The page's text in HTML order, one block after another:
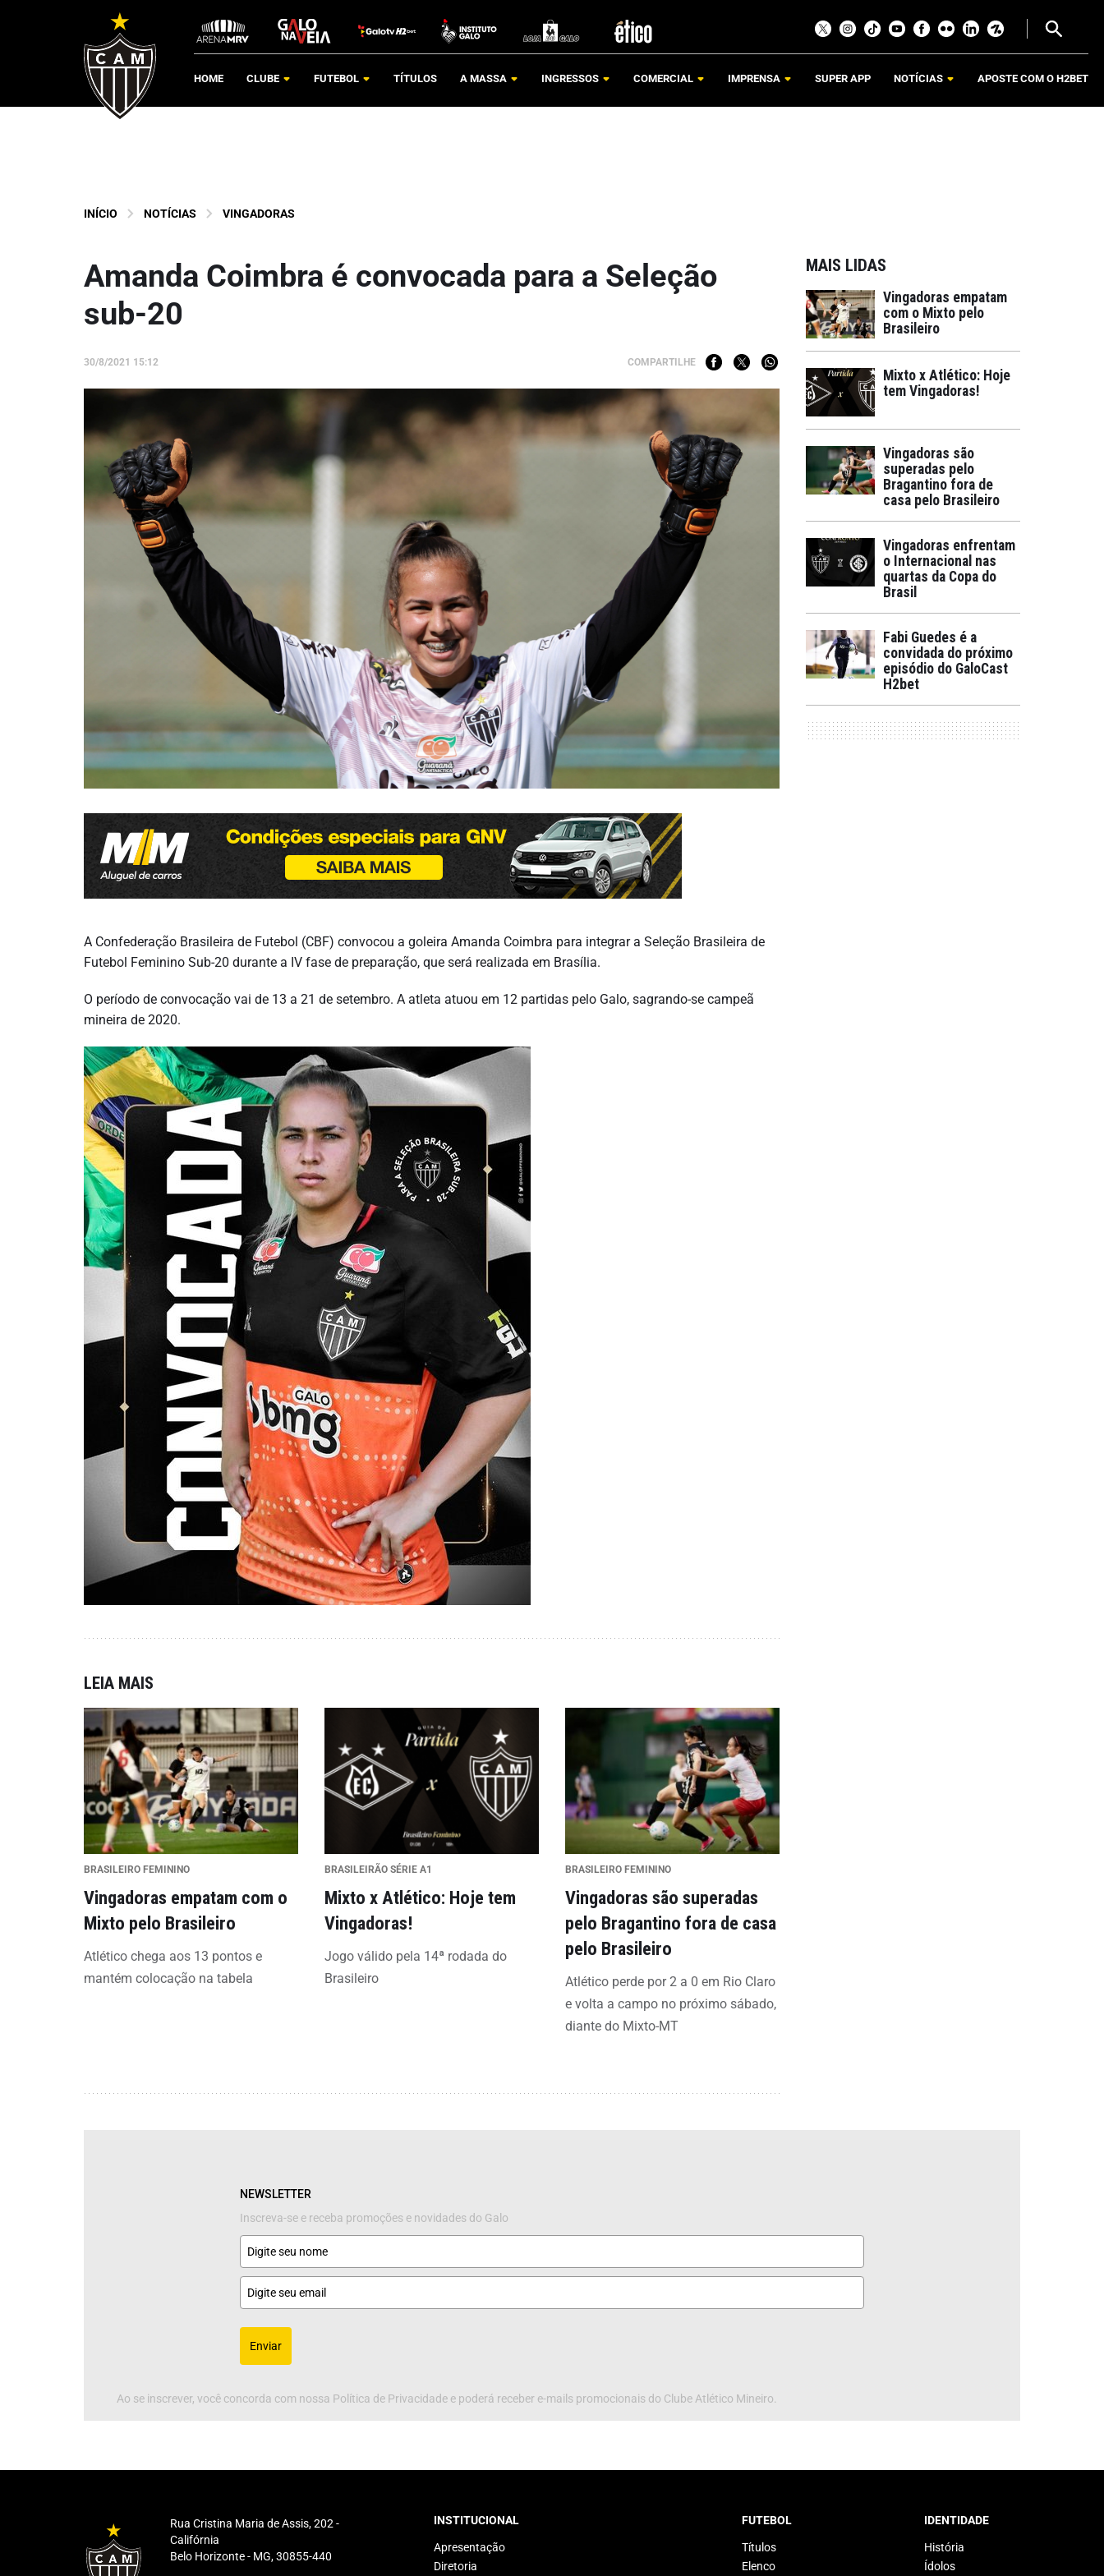
HOME CLUBE FUTEBOL TÍTULOS A MASSA INGRESSOS COMERCIAL IMPRENSA SUPER APP NOTÍCIAS APOSTE COM O H2BET
INÍCIO NOTÍCIAS VINGADORAS
Amanda Coimbra é convocada para a Seleção
sub-20
30/8/2021 15:12 COMPARTILHE
A Confederação Brasileira de Futebol (CBF) convocou a goleira Amanda Coimbra para integrar a Seleção Brasileira de
Futebol Feminino Sub-20 durante a IV fase de preparação, que será realizada em Brasília.
O período de convocação vai de 13 a 21 de setembro. A atleta atuou em 12 partidas pelo Galo, sagrando-se campeã
mineira de 2020.
LEIA MAIS
BRASILEIRO FEMININO
Vingadoras empatam com o
Mixto pelo Brasileiro
Atlético chega aos 13 pontos e
mantém colocação na tabela
BRASILEIRÃO SÉRIE A1
Mixto x Atlético: Hoje tem
Vingadoras!
Jogo válido pela 14ª rodada do
Brasileiro
BRASILEIRO FEMININO
Vingadoras são superadas
pelo Bragantino fora de casa
pelo Brasileiro
Atlético perde por 2 a 0 em Rio Claro
e volta a campo no próximo sábado,
diante do Mixto-MT
MAIS LIDAS
Vingadoras empatam
com o Mixto pelo
Brasileiro
Mixto x Atlético: Hoje
tem Vingadoras!
Vingadoras são
superadas pelo
Bragantino fora de
casa pelo Brasileiro
Vingadoras enfrentam
o Internacional nas
quartas da Copa do
Brasil
Fabi Guedes é a
convidada do próximo
episódio do GaloCast
H2bet
NEWSLETTER
Inscreva-se e receba promoções e novidades do Galo
Enviar
Ao se inscrever, você concorda com nossa Política de Privacidade e poderá receber e-mails promocionais do Clube Atlético Mineiro.
Rua Cristina Maria de Assis, 202 -
Califórnia
Belo Horizonte - MG, 30855-440
INSTITUCIONAL
Apresentação
Diretoria
FUTEBOL
Títulos
Elenco
IDENTIDADE
História
Ídolos